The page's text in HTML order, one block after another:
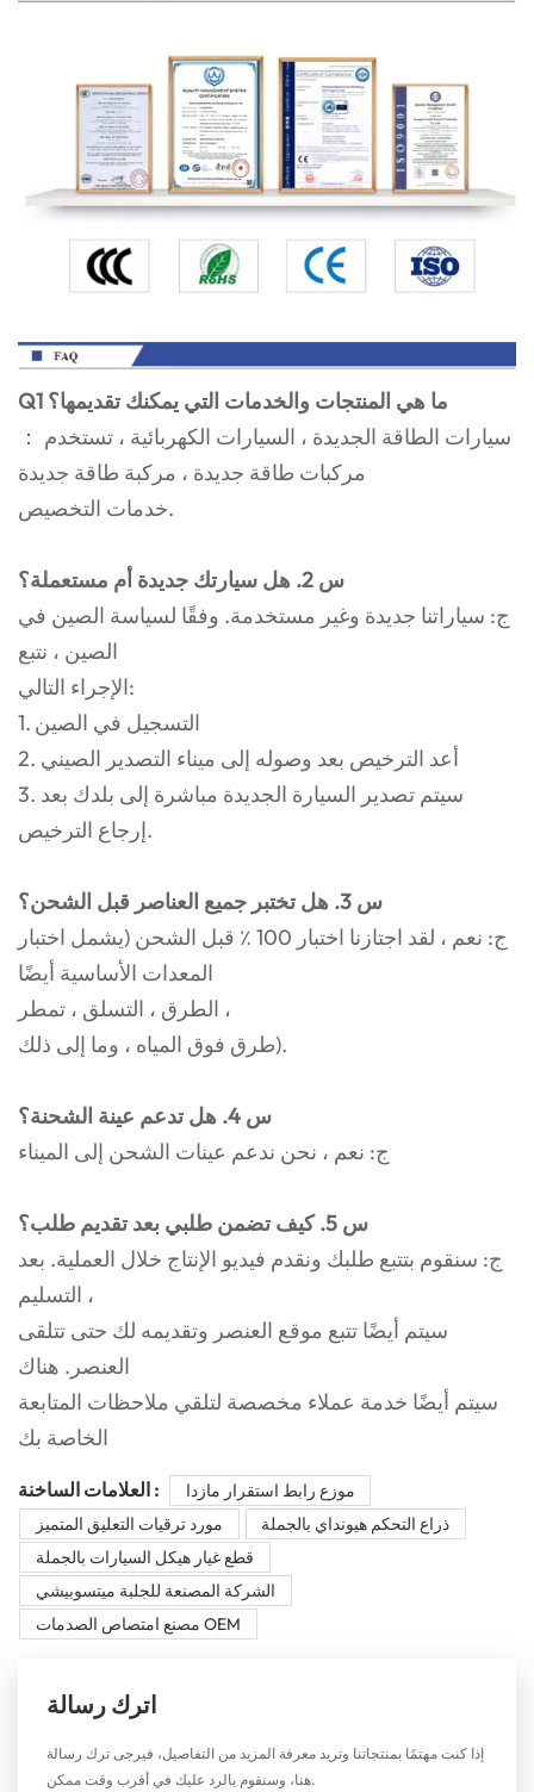
Q1 ما هي المنتجات والخدمات التي يمكنك تقديمها؟
： سيارات الطاقة الجديدة ، السيارات الكهربائية ، تستخدم
مركبات طاقة جديدة ، مركبة طاقة جديدة
خدمات التخصيص.
س 2. هل سيارتك جديدة أم مستعملة؟
ج: سياراتنا جديدة وغير مستخدمة. وفقًا لسياسة الصين في
الصين ، نتبع
الإجراء التالي:
1. التسجيل في الصين
2. أعد الترخيص بعد وصوله إلى ميناء التصدير الصيني
3. سيتم تصدير السيارة الجديدة مباشرة إلى بلدك بعد
إرجاع الترخيص.
س 3. هل تختبر جميع العناصر قبل الشحن؟
ج: نعم ، لقد اجتازنا اختبار 100 ٪ قبل الشحن (يشمل اختبار
المعدات الأساسية أيضًا
الطرق ، التسلق ، تمطر ،
طرق فوق المياه ، وما إلى ذلك).
س 4. هل تدعم عينة الشحنة؟
ج: نعم ، نحن ندعم عينات الشحن إلى الميناء
س 5. كيف تضمن طلبي بعد تقديم طلب؟
ج: سنقوم بتتبع طلبك ونقدم فيديو الإنتاج خلال العملية. بعد
التسليم ،
سيتم أيضًا تتبع موقع العنصر وتقديمه لك حتى تتلقى
العنصر. هناك
سيتم أيضًا خدمة عملاء مخصصة لتلقي ملاحظات المتابعة
الخاصة بك
العلامات الساخنة :
موزع رابط استقرار مازدا
مورد ترقيات التعليق المتميز
ذراع التحكم هيونداي بالجملة
قطع غيار هيكل السيارات بالجملة
الشركة المصنعة للجلبة ميتسوبيشي
مصنع امتصاص الصدمات OEM
اترك رسالة
إذا كنت مهتمًا بمنتجاتنا وتريد معرفة المزيد من التفاصيل، فيرجى ترك رسالة
هنا، وسنقوم بالرد عليك في أقرب وقت ممكن.